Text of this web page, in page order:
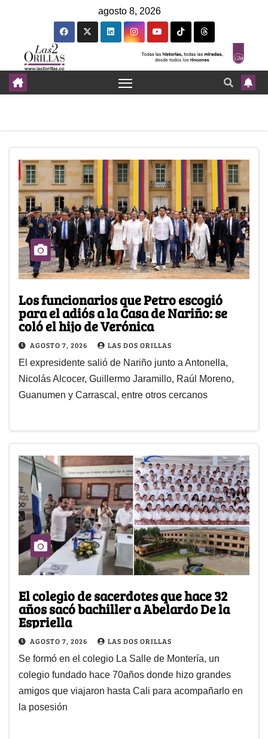
agosto 8, 2026
Los funcionarios que Petro escogió
para el adiós a la Casa de Nariño: se
coló el hijo de Verónica
AGOSTO 7, 2026 LAS DOS ORILLAS
El expresidente salió de Nariño junto a Antonella,
Nicolás Alcocer, Guillermo Jaramillo, Raúl Moreno,
Guanumen y Carrascal, entre otros cercanos
El colegio de sacerdotes que hace 32
años sacó bachiller a Abelardo De la
Espriella
AGOSTO 7, 2026 LAS DOS ORILLAS
Se formó en el colegio La Salle de Montería, un
colegio fundado hace 70años donde hizo grandes
amigos que viajaron hasta Cali para acompañarlo en
la posesión